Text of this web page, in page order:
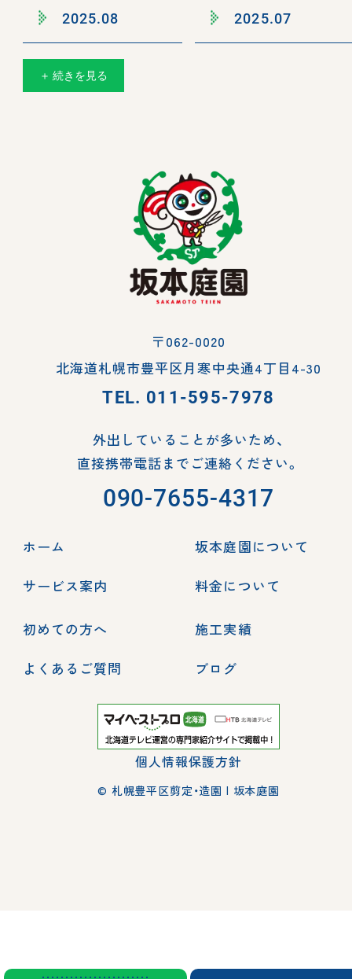
2025.08 2025.07
＋ 続きを見る
〒062-0020
北海道札幌市豊平区月寒中央通4丁目4-30
TEL. 011-595-7978
外出していることが多いため、
直接携帯電話までご連絡ください。
090-7655-4317
ホーム
坂本庭園について
サービス案内
料金について
初めての方へ
施工実績
よくあるご質問
ブログ
個人情報保護方針
© 札幌豊平区剪定・造園 | 坂本庭園